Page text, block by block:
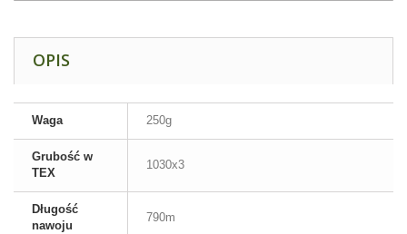
OPIS
Waga 250g
Grubość w
TEX
1030x3
Długość
nawoju
790m